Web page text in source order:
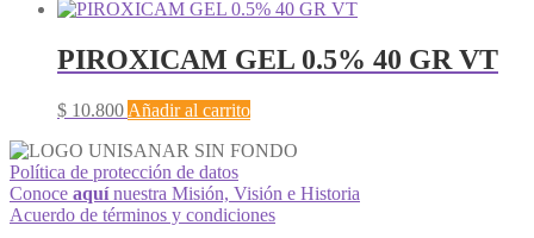
PIROXICAM GEL 0.5% 40 GR VT
$ 10.800 Añadir al carrito
Política de protección de datos
Conoce aquínuestra Misión, Visión e Historia
Acuerdo de términos y condiciones